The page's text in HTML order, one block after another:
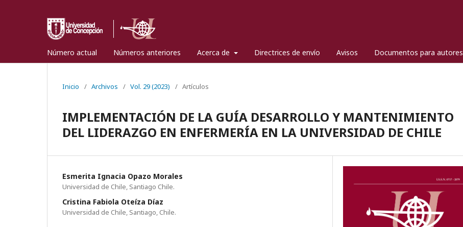
Número actual Números anteriores Acerca de Directrices de envío Avisos Documentos para autores
Inicio / Archivos / Vol. 29 (2023) / Artículos
IMPLEMENTACIÓN DE LA GUÍA DESARROLLO Y MANTENIMIENTO
DEL LIDERAZGO EN ENFERMERÍA EN LA UNIVERSIDAD DE CHILE
Esmerita Ignacia Opazo Morales
Universidad de Chile, Santiago Chile.
Cristina Fabiola Oteíza Díaz
Universidad de Chile, Santiago, Chile.